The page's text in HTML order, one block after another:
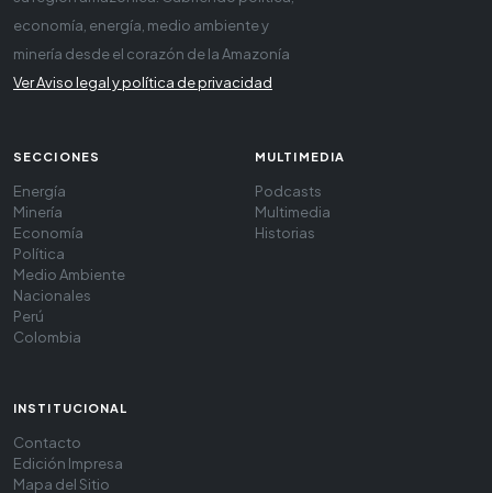
economía, energía, medio ambiente y
minería desde el corazón de la Amazonía
Ver Aviso legal y política de privacidad
SECCIONES
Energía
Minería
Economía
Política
Medio Ambiente
Nacionales
Perú
Colombia
MULTIMEDIA
Podcasts
Multimedia
Historias
INSTITUCIONAL
Contacto
Edición Impresa
Mapa del Sitio